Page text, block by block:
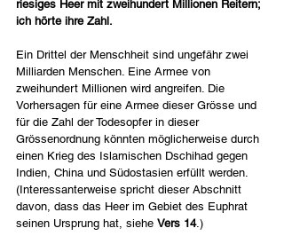
riesiges Heer mit zweihundert Millionen Reitern;
ich hörte ihre Zahl.
Ein Drittel der Menschheit sind ungefähr zwei
Milliarden Menschen. Eine Armee von
zweihundert Millionen wird angreifen. Die
Vorhersagen für eine Armee dieser Grösse und
für die Zahl der Todesopfer in dieser
Grössenordnung könnten möglicherweise durch
einen Krieg des Islamischen Dschihad gegen
Indien, China und Südostasien erfüllt werden.
(Interessanterweise spricht dieser Abschnitt
davon, dass das Heer im Gebiet des Euphrat
seinen Ursprung hat, siehe Vers 14.)